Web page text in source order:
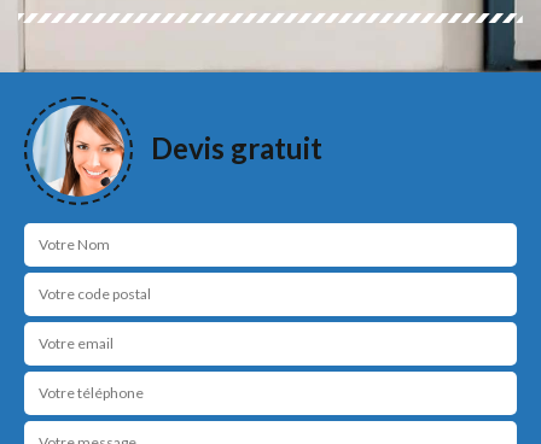
Devis gratuit